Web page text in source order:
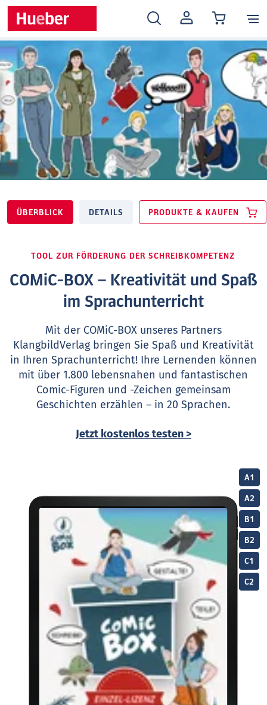
MEIN
KONTO
ÜBERBLICK DETAILS PRODUKTE & KAUFEN
A1
A2
B1
B2
C1
C2
TOOL ZUR FÖRDERUNG DER SCHREIBKOMPETENZ
COMiC-BOX – Kreativität und Spaß
im Sprachunterricht
Mit der COMiC-BOX unseres Partners
KlangbildVerlag bringen Sie Spaß und Kreativität
in Ihren Sprachunterricht! Ihre Lernenden können
mit über 1.800 lebensnahen und fantastischen
Comic-Figuren und -Zeichen gemeinsam
Geschichten erzählen – in 20 Sprachen.
Jetzt kostenlos testen >